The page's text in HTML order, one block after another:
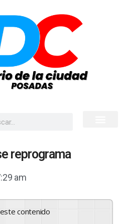
reprograma
am
este contenido